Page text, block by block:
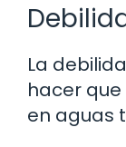
La
hacer
en aguas